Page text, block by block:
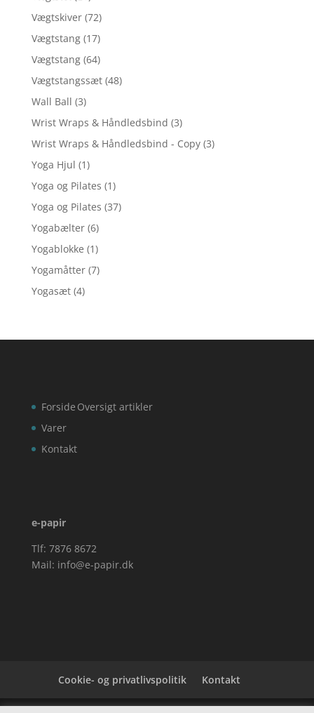
Vægtskiver (72)
Vægtstang (17)
Vægtstang (64)
Vægtstangssæt (48)
Wall Ball (3)
Wrist Wraps & Håndledsbind (3)
Wrist Wraps & Håndledsbind - Copy (3)
Yoga Hjul (1)
Yoga og Pilates (1)
Yoga og Pilates (37)
Yogabælter (6)
Yogablokke (1)
Yogamåtter (7)
Yogasæt (4)
Forside
Varer
Kontakt
Oversigt artikler
e-papir
Tlf: 7876 8672
Mail: info@e-papir.dk
Cookie- og privatlivspolitik Kontakt